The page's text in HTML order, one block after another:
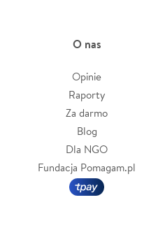
O nas
Opinie
Raporty
Za darmo
Blog
Dla NGO
Fundacja Pomagam.pl